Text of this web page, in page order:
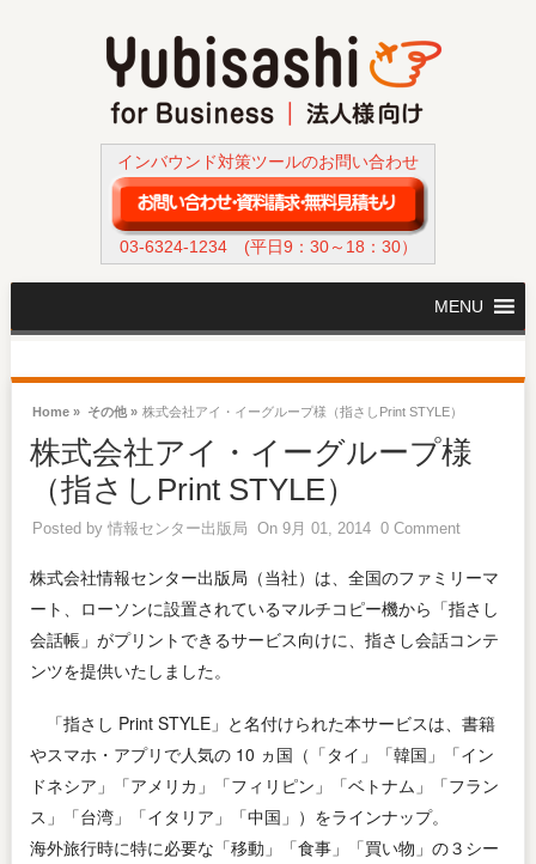
インバウンド対策ツールのお問い合わせ
03-6324-1234(平日9：30～18：30）
MENU
Home » その他 » 株式会社アイ・イーグループ様（指さしPrint STYLE）
株式会社アイ・イーグループ様
（指さしPrint STYLE）
Posted by 情報センター出版局 On 9月 01, 2014 0 Comment
株式会社情報センター出版局（当社）は、全国のファミリーマ
ート、ローソンに設置されているマルチコピー機から「指さし
会話帳」がプリントできるサービス向けに、指さし会話コンテ
ンツを提供いたしました。
「指さし Print STYLE」と名付けられた本サービスは、書籍
やスマホ・アプリで人気の 10 ヵ国（「タイ」「韓国」「イン
ドネシア」「アメリカ」「フィリピン」「ベトナム」「フラン
ス」「台湾」「イタリア」「中国」）をラインナップ。
海外旅行時に特に必要な「移動」「食事」「買い物」の３シー